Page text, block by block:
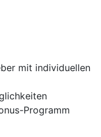
mit individuellen
Programm